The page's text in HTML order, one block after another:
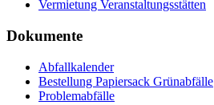
Vermietung Veranstaltungsstätten
Dokumente
Abfallkalender
Bestellung Papiersack Grünabfälle
Problemabfälle